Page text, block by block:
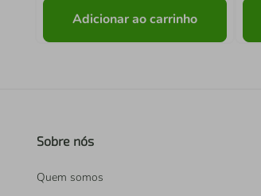
Adicionar ao carrinho
Sobre nós
Quem somos